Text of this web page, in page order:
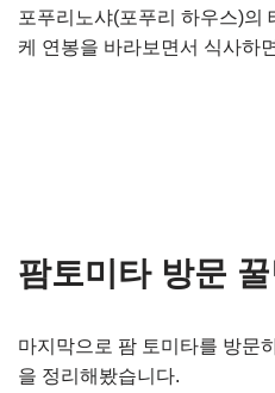
포푸리노샤(포푸리 하우스)의
케 연봉을 바라보면서 식사하
팜토미타 방문
마지막으로 팜 토미타를 방문
을 정리해봤습니다.